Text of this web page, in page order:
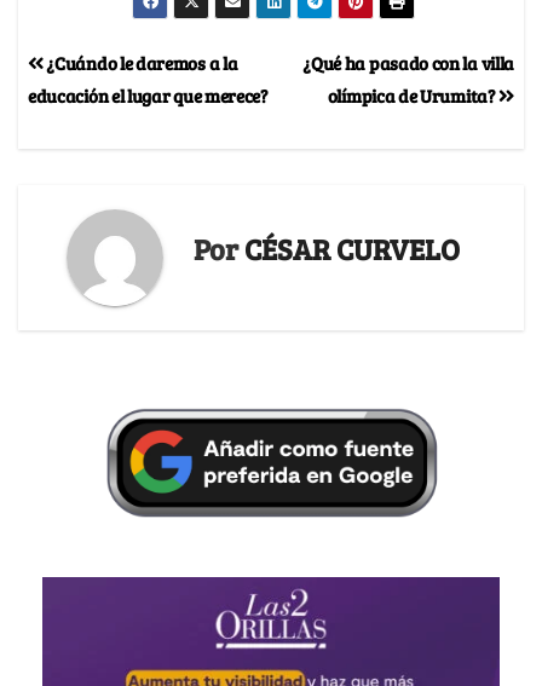
¿Qué ha pasado con la villa
olímpica de Urumita?
¿Cuándo le daremos a la
educación el lugar que merece?
PorCÉSAR CURVELO